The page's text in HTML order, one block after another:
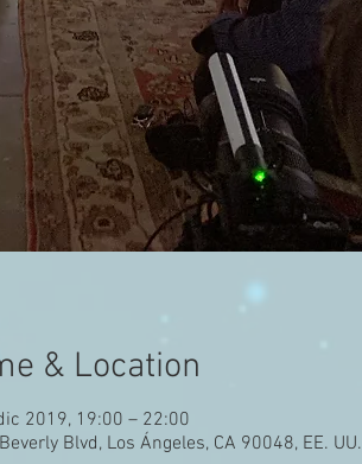
& Location
2019, 19:00 – 22:00
Blvd, Los Ángeles, CA 90048, EE. UU.